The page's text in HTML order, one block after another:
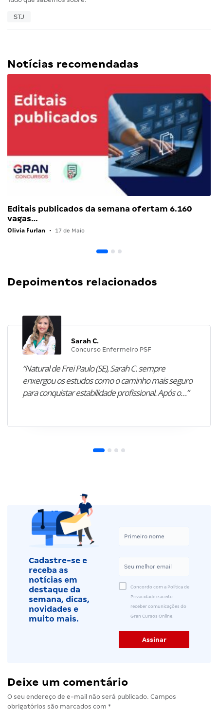
STJ
Notícias recomendadas
Editais publicados da semana ofertam 6.160
vagas…
Olivia Furlan • 17 de Maio
Depoimentos relacionados
Sarah C.
Concurso Enfermeiro PSF
“Natural de Frei Paulo (SE), Sarah C. sempre
enxergou os estudos como o caminho mais seguro
para conquistar estabilidade profissional. Após o…”
Cadastre-se e
receba as
notícias em
destaque da
semana, dicas,
novidades e
muito mais.
Concordo com a Política de
Privacidade e aceito
receber comunicações do
Gran Cursos Online.
Deixe um comentário
O seu endereço de e-mail não será publicado. Campos
obrigatórios são marcados com *